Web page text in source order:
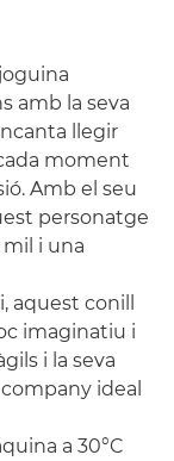
amb la seva
llegir
moment
Amb el seu
personatge
i una
aquest conill
imaginatiu i
i la seva
ideal
a 30°C